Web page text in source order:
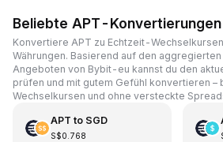
Beliebte APT-Konvertierungen
Konvertiere APT zu Echtzeit-
Währungen. Basierend auf den
Angeboten von Bybit-eu kannst du den
prüfen und mit gutem Gefühl konvertieren –
Wechselkursen und ohne versteckte
APT to SGD
S$0.768